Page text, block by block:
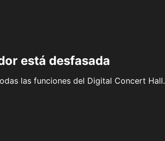
está desfasada
las funciones del Digital Concert Hall.